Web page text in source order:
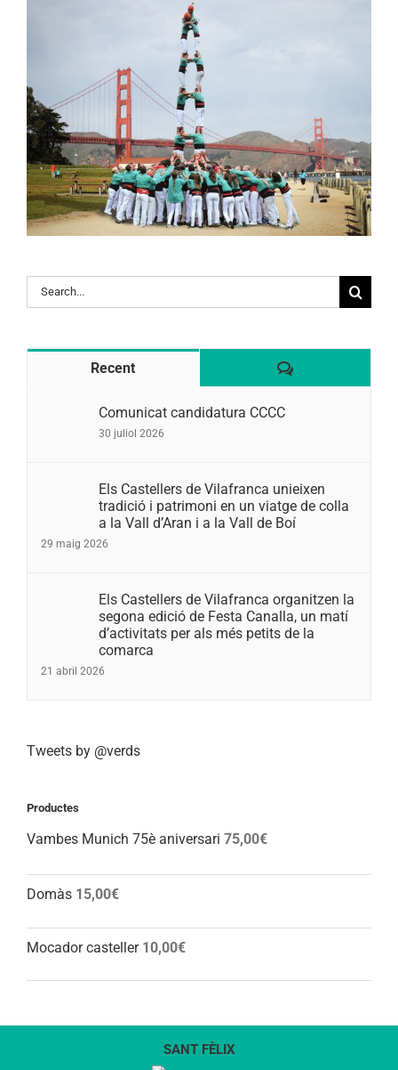
Search
for:
Recent Comentaris
Comunicat candidatura CCCC
30 juliol 2026
Els Castellers de Vilafranca unieixen
tradició i patrimoni en un viatge de colla
a la Vall d’Aran i a la Vall de Boí
29 maig 2026
Els Castellers de Vilafranca organitzen la
segona edició de Festa Canalla, un matí
d’activitats per als més petits de la
comarca
21 abril 2026
Tweets by @verds
Productes
Vambes Munich 75è aniversari 75,00€
Domàs 15,00€
Mocador casteller 10,00€
SANT FÈLIX